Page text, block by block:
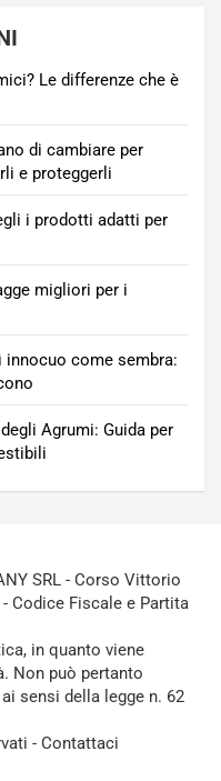
Le differenze che è
di cambiare per
e proteggerli
i prodotti adatti per
migliori per i
innocuo come sembra:
Agrumi: Guida per
SRL - Corso Vittorio
- Codice Fiscale e Partita
in quanto viene
Non può pertanto
sensi della legge n. 62
- Contattaci